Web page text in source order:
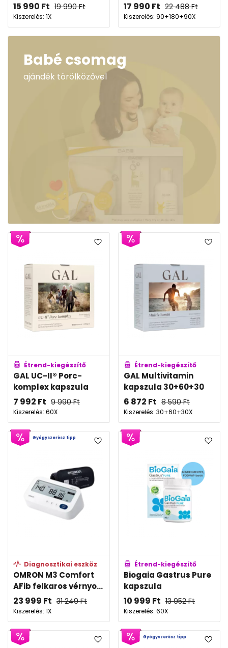
15 990 Ft 19 990Ft
Kiszerelés: 1X
17 990 Ft 22 488Ft
Kiszerelés: 90+180+90X
Babé csomag
ajándék törölközővel
Étrend-kiegészítő
GAL UC-II® Porc-
komplex kapszula
7 992 Ft 9 990Ft
Kiszerelés: 60X
Étrend-kiegészítő
GAL Multivitamin
kapszula 30+60+30
6 872 Ft 8 590Ft
Kiszerelés: 30+60+30X
Diagnosztikai eszköz
OMRON M3 Comfort
AFib felkaros vérnyo...
23 999 Ft 31 249Ft
Kiszerelés: 1X
Gyógyszerész tipp
Étrend-kiegészítő
Biogaia Gastrus Pure
kapszula
10 999 Ft 13 952Ft
Kiszerelés: 60X
Gyógyszerész tipp